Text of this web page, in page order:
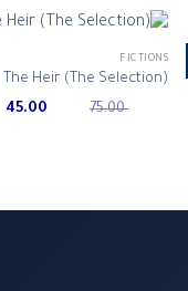
FICTIONS
The Heir (The Selection)
75.00
Original